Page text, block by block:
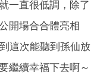
一直很低調，除了
開場合合體亮相
這次能聽到孫仙放
繼續幸福下去啊～